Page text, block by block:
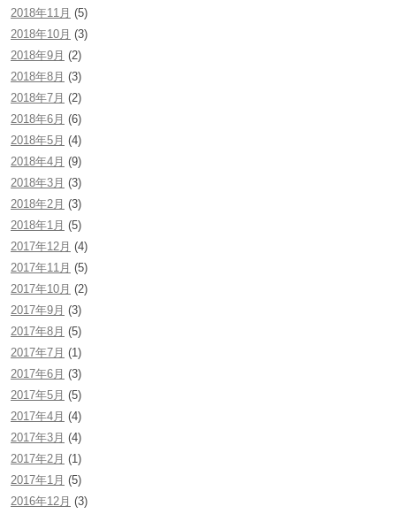
2018年11月 (5)
2018年10月 (3)
2018年9月 (2)
2018年8月 (3)
2018年7月 (2)
2018年6月 (6)
2018年5月 (4)
2018年4月 (9)
2018年3月 (3)
2018年2月 (3)
2018年1月 (5)
2017年12月 (4)
2017年11月 (5)
2017年10月 (2)
2017年9月 (3)
2017年8月 (5)
2017年7月 (1)
2017年6月 (3)
2017年5月 (5)
2017年4月 (4)
2017年3月 (4)
2017年2月 (1)
2017年1月 (5)
2016年12月 (3)